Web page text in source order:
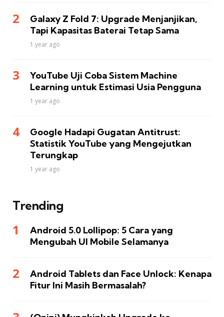
Galaxy Z Fold 7: Upgrade Menjanjikan,
Tapi Kapasitas Baterai Tetap Sama
1 year ago
YouTube Uji Coba Sistem Machine
Learning untuk Estimasi Usia Pengguna
1 year ago
Google Hadapi Gugatan Antitrust:
Statistik YouTube yang Mengejutkan
Terungkap
1 year ago
Trending
Android 5.0 Lollipop: 5 Cara yang
Mengubah UI Mobile Selamanya
Android Tablets dan Face Unlock: Kenapa
Fitur Ini Masih Bermasalah?